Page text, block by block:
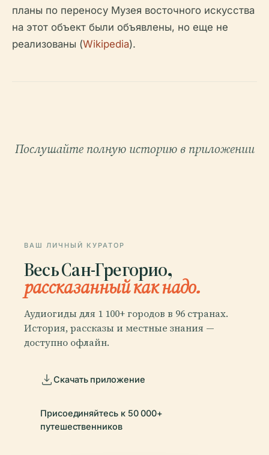
планы по переносу Музея восточного искусства
на этот объект были объявлены, но еще не
реализованы (Wikipedia).
Послушайте полную историю в приложении
ВАШ ЛИЧНЫЙ КУРАТОР
Весь Сан-Грегорио,
рассказанный как надо.
Аудиогиды для 1 100+ городов в 96 странах.
История, рассказы и местные знания —
доступно офлайн.
Скачать приложение
Присоединяйтесь к 50 000+
путешественников